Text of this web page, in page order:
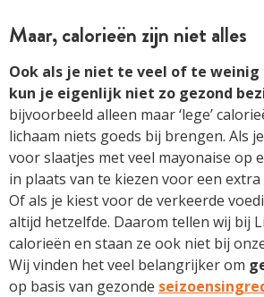
Maar, calorieën zijn niet alles
Ook als je niet te veel of te weinig
kun je eigenlijk niet zo gezond
bijvoorbeeld alleen maar ‘lege’
lichaam niets goeds bij brengen. Als
voor slaatjes met veel mayonaise op
in plaats van te kiezen voor een
Of als je kiest voor de verkeerde
altijd hetzelfde. Daarom tellen wij bij
calorieën en staan ze ook niet bij
Wij vinden het veel belangrijker om
op basis van gezonde